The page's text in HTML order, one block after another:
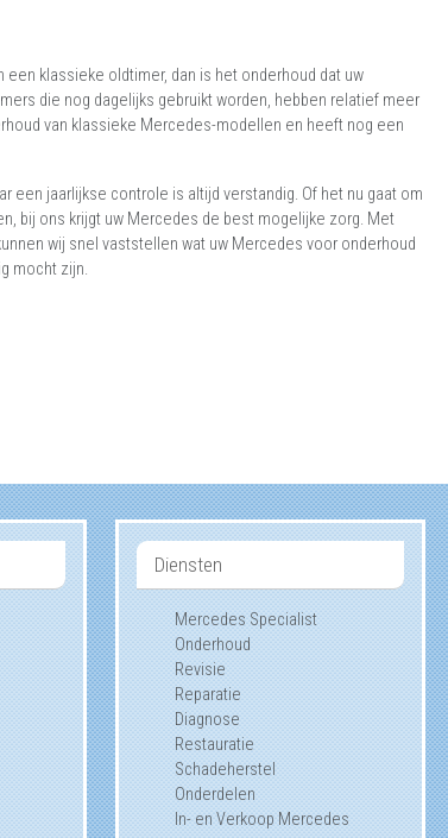
klassieke oldtimer, dan is het onderhoud dat uw
die nog dagelijks gebruikt worden, hebben relatief meer
van klassieke Mercedes-modellen en heeft nog een
jaarlijkse controle is altijd verstandig. Of het nu gaat om
bij ons krijgt uw Mercedes de best mogelijke zorg. Met
wij snel vaststellen wat uw Mercedes voor onderhoud
mocht zijn.
Diensten
Mercedes Specialist
Onderhoud
Revisie
Reparatie
Diagnose
Restauratie
Schadeherstel
Onderdelen
In- en Verkoop Mercedes